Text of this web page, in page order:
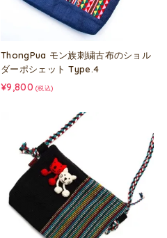
ThongPua モン族刺繍古布のショル
ダーポシェット Type.4
¥9,800 (税込)